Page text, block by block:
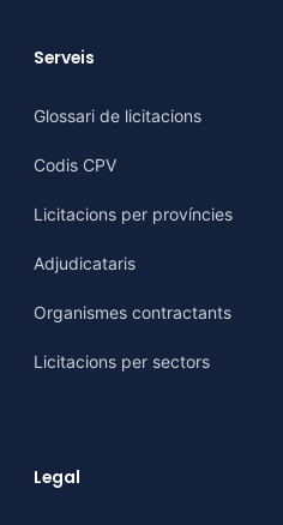
Serveis
Glossari de licitacions
Codis CPV
Licitacions per províncies
Adjudicataris
Organismes contractants
Licitacions per sectors
Legal